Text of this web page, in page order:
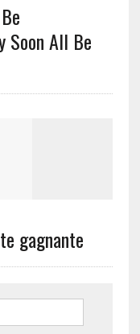
Soon All Be
gagnante